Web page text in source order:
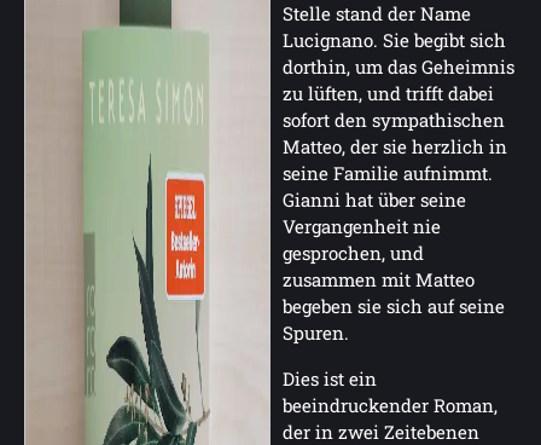
Stelle stand der Name
Lucignano. Sie begibt sich
dorthin, um das Geheimnis
zu lüften, und trifft dabei
sofort den sympathischen
Matteo, der sie herzlich in
seine Familie aufnimmt.
Gianni hat über seine
Vergangenheit nie
gesprochen, und
zusammen mit Matteo
begeben sie sich auf seine
Spuren.
Dies ist ein
beeindruckender Roman,
der in zwei Zeitebenen